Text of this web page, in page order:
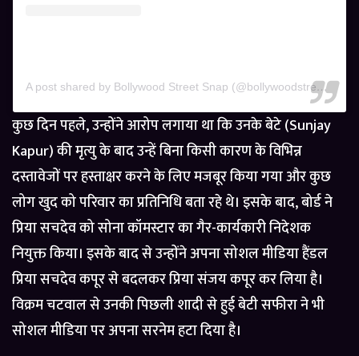
A post shared by Bollywood Street Snap (@bollywoodstreetsnap)
कुछ दिन पहले, उन्होंने आरोप लगाया था कि उनके बेटे (Sunjay
Kapur) की मृत्यु के बाद उन्हें बिना किसी कारण के विभिन्न
दस्तावेजों पर हस्ताक्षर करने के लिए मजबूर किया गया और कुछ
लोग खुद को परिवार का प्रतिनिधि बता रहे थे। इसके बाद, बोर्ड ने
प्रिया सचदेव को सोना कॉमस्टार का गैर-कार्यकारी निदेशक
नियुक्त किया। इसके बाद से उन्होंने अपना सोशल मीडिया हैंडल
प्रिया सचदेव कपूर से बदलकर प्रिया संजय कपूर कर लिया है।
विक्रम चटवाल से उनकी पिछली शादी से हुई बेटी सफीरा ने भी
सोशल मीडिया पर अपना सरनेम हटा दिया है।